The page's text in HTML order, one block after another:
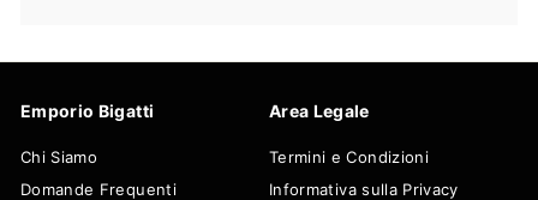
Emporio Bigatti
Chi Siamo
Domande Frequenti
Area Legale
Termini e Condizioni
Informativa sulla Privacy